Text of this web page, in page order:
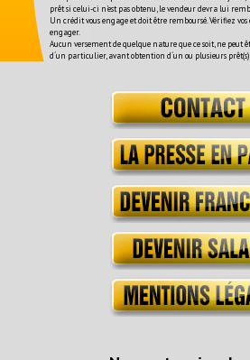
prêt si celui-ci n'est pas obtenu, le vendeur devra lui
Un crédit vous engage et doit être remboursé. Vérifiez
engager.
Aucun versement de quelque nature que ce soit, ne peut
d´un particulier, avant obtention d´un ou plusieurs prêt(s)